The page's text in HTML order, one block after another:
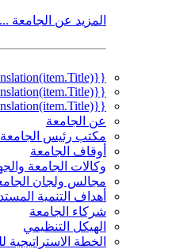
المزيد عن الجامعة ...
{{mmc.getCurrentTranslation(item.Title)}}
{{mmc.getCurrentTranslation(item.Title)}}
{{mmc.getCurrentTranslation(item.Title)}}
عن الجامعة
مكتب رئيس الجامعة
أوقاف الجامعة
وكالات الجامعة
مجالس ولجان
أهداف التنمية
شركاء الجامعة
الهيكل التنظيمي
الخطة الاستراتيجية